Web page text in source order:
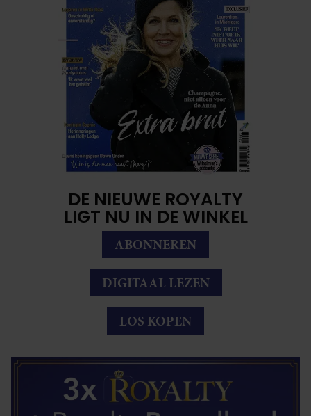
DE NIEUWE ROYALTY
LIGT NU IN DE WINKEL
ABONNEREN
DIGITAAL LEZEN
LOS KOPEN